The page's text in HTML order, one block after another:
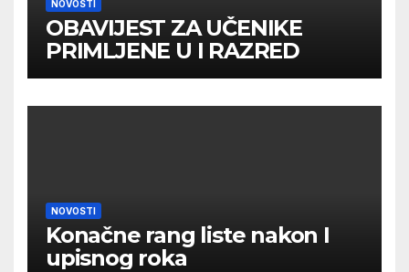
NOVOSTI
OBAVIJEST ZA UČENIKE
PRIMLJENE U I RAZRED
NOVOSTI
Konačne rang liste nakon I
upisnog roka